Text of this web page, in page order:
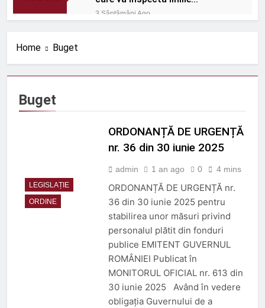
Shinkansen cu o viteză de 320
km/h
3 Săptămâni Ago
Protecție eficientă
împotriva zgomotului
3 Săptămâni Ago
ORDIN nr. 670 din 9 iulie
2026
3 Săptămâni Ago
Rolul telecomenzii în
operațiuni feroviare mai
sigure
ROBEL MAȘINI ȘI SCULE
3 Luni Ago
Trenul push-pull cu două
niveluri al ÖBB
3 Luni Ago
ORDIN nr. 326 din 2 aprilie
2026
Home Buget
Buget
LEGISLAȚIE
ORDINE
ORDONANȚĂ DE URGENȚĂ
nr. 36 din 30 iunie 2025
admin 1 an ago 0 4 mins
ORDONANȚĂ DE URGENȚĂ nr.
36 din 30 iunie 2025 pentru
stabilirea unor măsuri privind
personalul plătit din fonduri
publice EMITENT GUVERNUL
ROMÂNIEI Publicat în
MONITORUL OFICIAL nr. 613 din
30 iunie 2025 Având în vedere
obligația Guvernului de a